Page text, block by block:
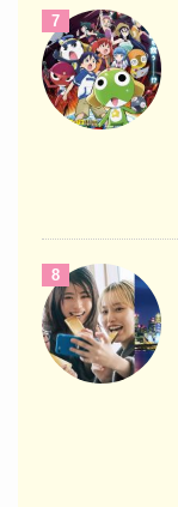
7
8